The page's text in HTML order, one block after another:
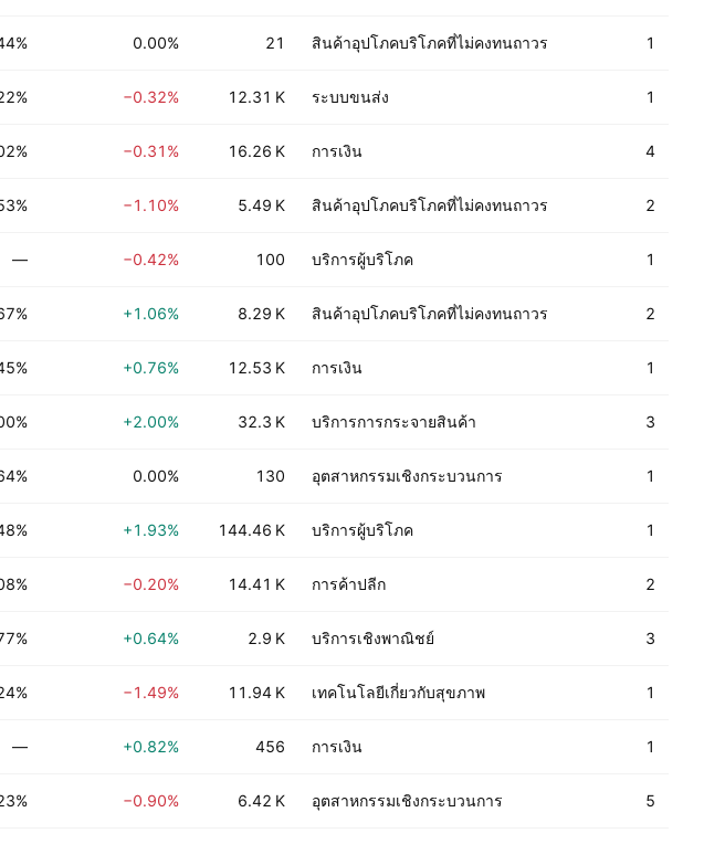
0.00% 21 สินค้าอุปโภคบริโภคที่ไม่คงทนถาวร 1
−0.32% 12.31 K ระบบขนส่ง 1
−0.31% 16.26 K การเงิน 4
−1.10% 5.49 K สินค้าอุปโภคบริโภคที่ไม่คงทนถาวร 2
— −0.42% 100 บริการผู้บริโภค 1
+1.06% 8.29 K สินค้าอุปโภคบริโภคที่ไม่คงทนถาวร 2
+0.76% 12.53 K การเงิน 1
+2.00% 32.3 K บริการการกระจายสินค้า 3
0.00% 130 อุตสาหกรรมเชิงกระบวนการ 1
+1.93% 144.46 K บริการผู้บริโภค 1
−0.20% 14.41 K การค้าปลีก 2
+0.64% 2.9 K บริการเชิงพาณิชย์ 3
−1.49% 11.94 K เทคโนโลยีเกี่ยวกับสุขภาพ 1
— +0.82% 456 การเงิน 1
−0.90% 6.42 K อุตสาหกรรมเชิงกระบวนการ 5